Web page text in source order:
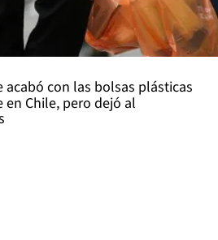
acabó con las bolsas plásticas
Chile, pero dejó al